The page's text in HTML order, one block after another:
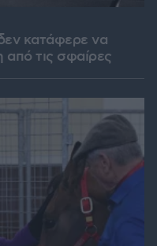
κατάφερε να
τις σφαίρες